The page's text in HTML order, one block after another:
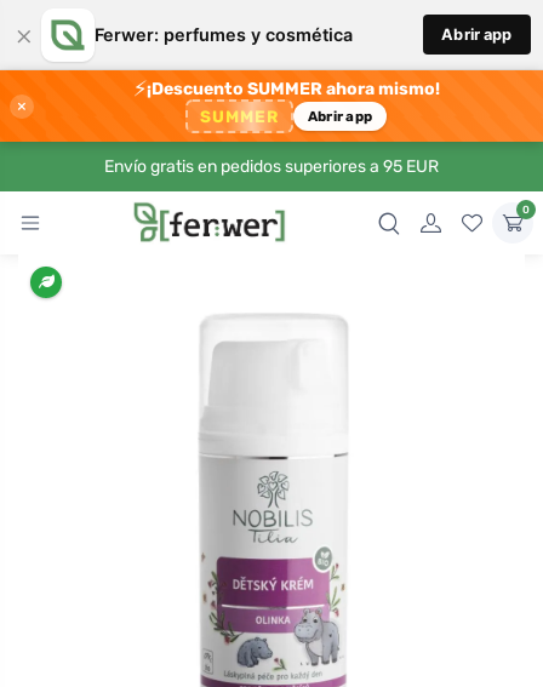
× Ferwer: perfumes y cosmética Abrir app
×
⚡¡Descuento SUMMER ahora mismo!
SUMMER Abrir app
Envío gratis en pedidos superiores a 95 EUR
0